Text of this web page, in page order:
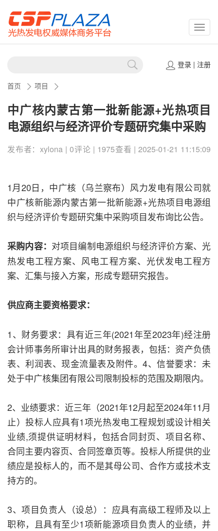
登录| 注册
首页 项目
中广核内蒙古第一批新能源+光热项目
电源组织与经济评价专题研究集中采购
发布者：xylona | 0评论 | 1975查看 | 2025-01-21 11:15:09
1月20日，中广核（乌兰察布）风力发电有限公司就
中广核新能源内蒙古第一批新能源+光热项目电源组
织与经济评价专题研究集中采购项目发布询比公告。
采购内容： 对项目编制电源组织与经济评价方案、光
热发电工程方案、风电工程方案、光伏发电工程方
案、汇集与接入方案，形成专题研究报告。
供应商主要资格要求：
1、财务要求：具有近三年(2021年至2023年)经注册
会计师事务所审计出具的财务报表，包括：资产负债
表、利润表、现金流量表及附件。4、信誉要求：未
处于中广核集团有限公司限制投标的范围及期限内。
2、业绩要求：近三年（2021年12月起至2024年11月
止）投标人应具有1项光热发电工程规划或设计相关
业绩,须提供证明材料，包括合同封页、项目名称、
合同主要内容页、合同签章页等。投标人所提供的业
绩应是投标人的，而不是其母公司、合作方或技术支
持方的。
3、项目负责人（设总）：应具有高级工程师及以上
职称，且具有至少1项新能源项目负责人的业绩，并